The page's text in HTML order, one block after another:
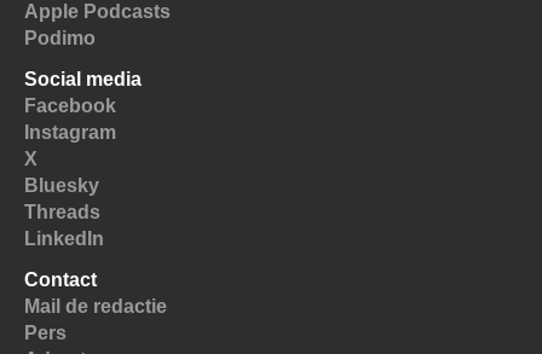
Apple Podcasts
Podimo
Social media
Facebook
Instagram
X
Bluesky
Threads
LinkedIn
Contact
Mail de redactie
Pers